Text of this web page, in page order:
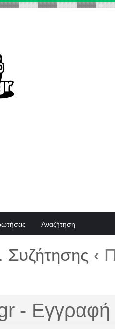
Αναζήτηση
Συζήτησης ‹
- Εγγραφή